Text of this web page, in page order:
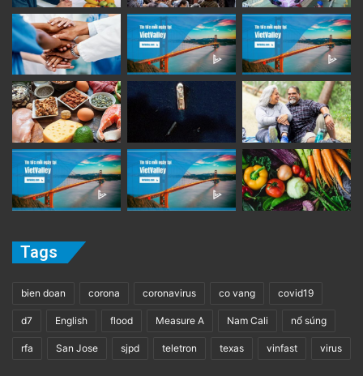
Tags
bien doan corona coronavirus co vang covid19
d7 English flood Measure A Nam Cali nổ súng
rfa San Jose sjpd teletron texas vinfast virus